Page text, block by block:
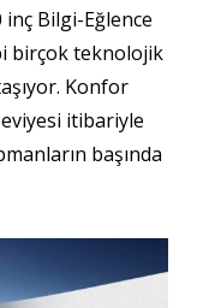
Bilgi-Eğlence
birçok teknolojik
Konfor
itibariyle
başında